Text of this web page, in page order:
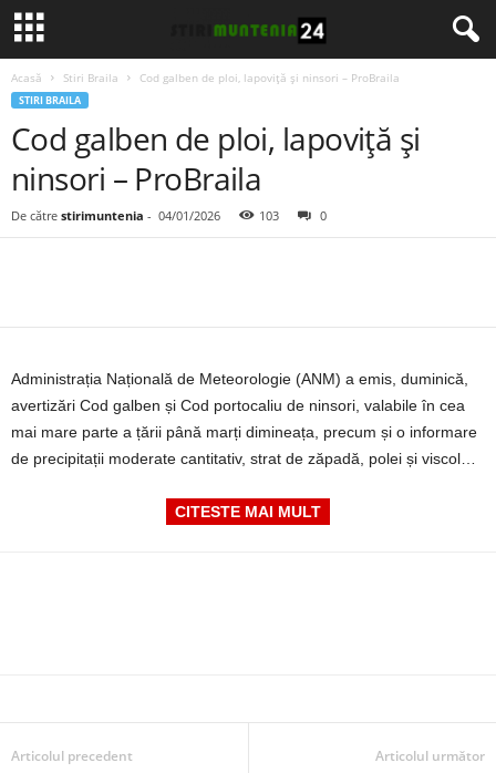
Acasă Stiri Braila Cod galben de ploi, lapoviță și ninsori – ProBraila
STIRI BRAILA
Cod galben de ploi, lapoviță și
ninsori – ProBraila
De către stirimuntenia - 04/01/2026 103 0
Administrația Națională de Meteorologie (ANM) a emis, duminică,
avertizări Cod galben și Cod portocaliu de ninsori, valabile în cea
mai mare parte a țării până marți dimineața, precum și o informare
de precipitații moderate cantitativ, strat de zăpadă, polei și viscol…
CITESTE MAI MULT
Articolul precedent Articolul următor